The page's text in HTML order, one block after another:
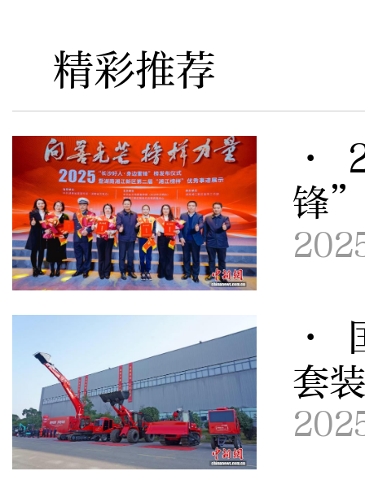
精彩推荐
·
锋
·
套